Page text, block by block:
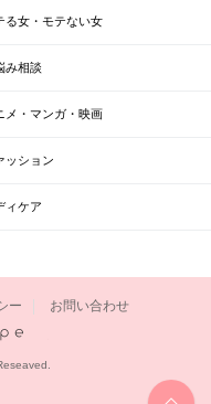
る女・モテない女
み相談
メ・マンガ・映画
ッション
ィケア
ー お問い合わせ